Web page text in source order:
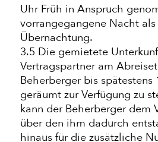
Uhr Früh in Anspruch
vorrangegangene Nacht als
Übernachtung.
3.5 Die gemietete
Vertragspartner am
Beherberger bis spätestens
geräumt zur Verfügung zu
kann der Beherberger dem
über den ihm dadurch
hinaus für die zusätzliche